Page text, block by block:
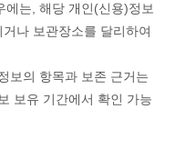
에는, 해당 개인(신용)정보
나 보관장소를 달리하여
보의 항목과 보존 근거는
보유 기간에서 확인 가능